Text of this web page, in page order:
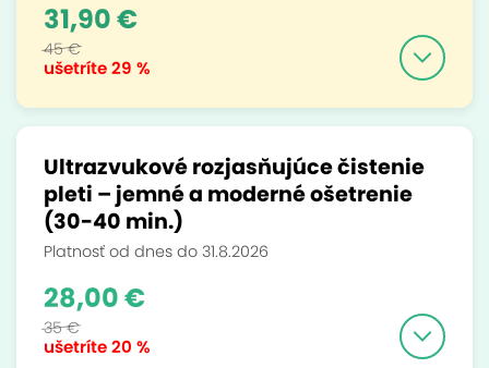
ušetríte29 %
31,90 €
45 €
Ultrazvukové rozjasňujúce čistenie
pleti – jemné a moderné ošetrenie
(30-40 min.)
Platnosť od dnes do 31.8.2026
ušetríte20 %
28,00 €
35 €